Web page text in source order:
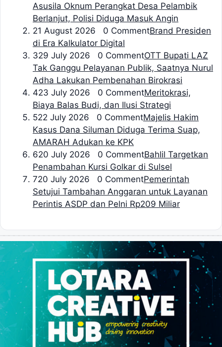
Asusila Oknum Perangkat Desa Pelambik
Berlanjut, Polisi Diduga Masuk Angin
21 August 2026 0 CommentBrand Presiden
di Era Kalkulator Digital
329 July 2026 0 CommentOTT Bupati LAZ
Tak Ganggu Pelayanan Publik, Saatnya Nurul
Adha Lakukan Pembenahan Birokrasi
423 July 2026 0 CommentMeritokrasi,
Biaya Balas Budi, dan Ilusi Strategi
522 July 2026 0 CommentMajelis Hakim
Kasus Dana Siluman Diduga Terima Suap,
AMARAH Adukan ke KPK
620 July 2026 0 CommentBahlil Targetkan
Penambahan Kursi Golkar di Sulsel
720 July 2026 0 CommentPemerintah
Setujui Tambahan Anggaran untuk Layanan
Perintis ASDP dan Pelni Rp209 Miliar